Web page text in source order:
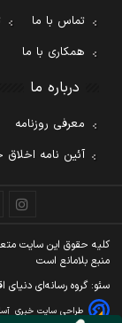
تماس با ما
همکاری با ما
درباره ما
معرفی روزنامه
آئین نامه اخلاق
کليه حقوق اين سايت
منبع بلامانع است
سئو: گروه رسانه‌ای دنیای
طراحی سایت خبری